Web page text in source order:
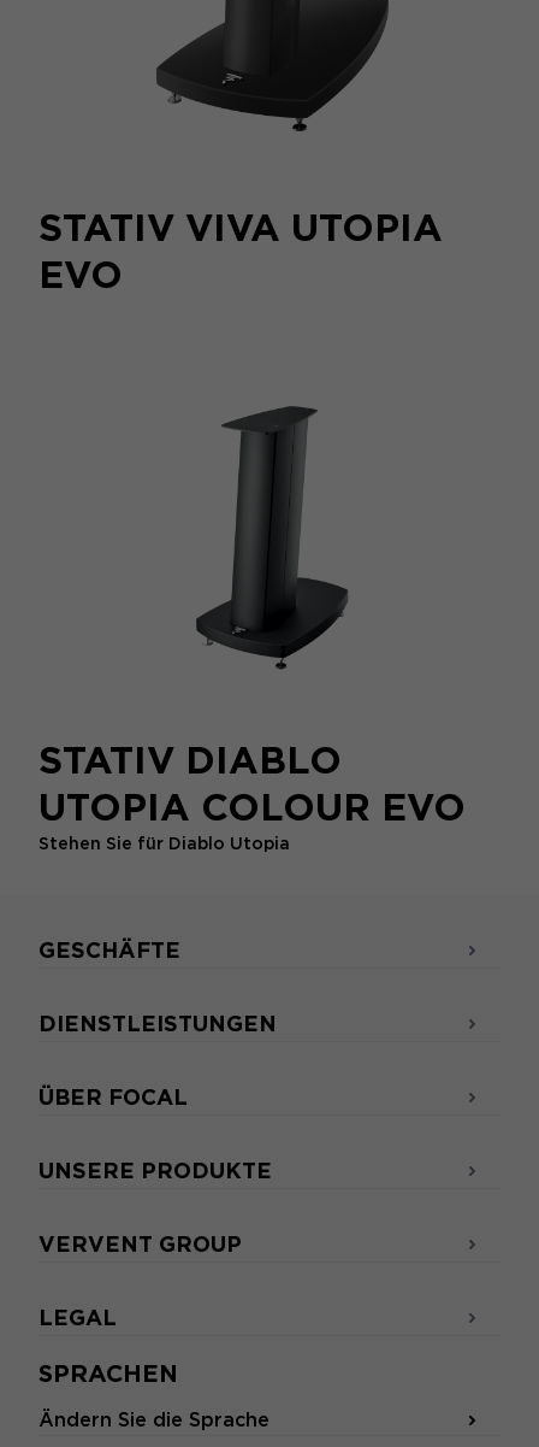
STATIV VIVA UTOPIA
EVO
STATIV DIABLO
UTOPIA COLOUR EVO
Stehen Sie für Diablo Utopia
SPRACHEN
Ändern Sie die Sprache
GESCHÄFTE
DIENSTLEISTUNGEN
ÜBER FOCAL
UNSERE PRODUKTE
VERVENT GROUP
LEGAL